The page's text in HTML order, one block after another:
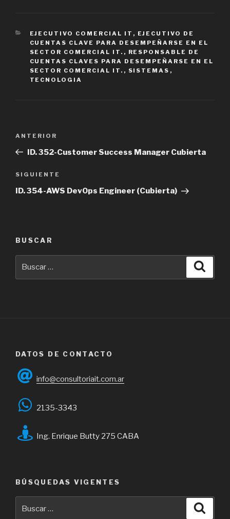
CATEGORÍAS
EJECUTIVO COMERCIAL IT , EJECUTIVO DE
CUENTAS CLAVE PARA DESEMPEÑARSE EN EL
SECTOR COMERCIAL IT. , RESPONSABLE DE
CUENTAS CLAVES PARA DESEMPEÑARSE EN EL
SECTOR COMERCIAL IT. , SISTEMAS ,
TECNOLOGIA
entradas
Entrada
anterior
ANTERIOR
ID. 352-Customer Success Manager Cubierta
Siguiente
entrada
SIGUIENTE
ID. 354-AWS DevOps Engineer (Cubierta)
BUSCAR
DATOS DE CONTACTO
info@consultoriait.com.ar
2135-3343
Ing. Enrique Butty 275 CABA
BÚSQUEDAS VIGENTES
por: